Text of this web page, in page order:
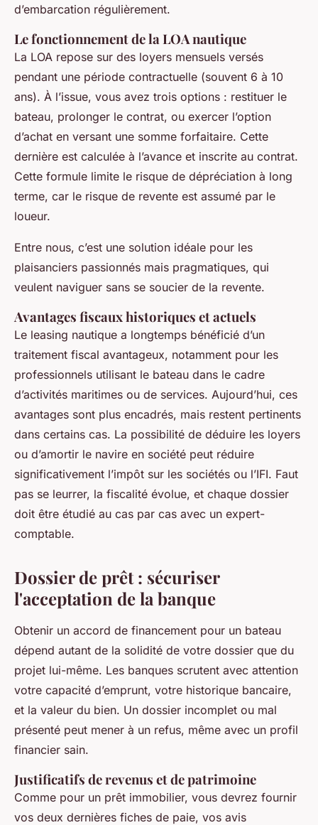
d’embarcation régulièrement.
Le fonctionnement de la LOA nautique
La LOA repose sur des loyers mensuels versés
pendant une période contractuelle (souvent 6 à 10
ans). À l’issue, vous avez trois options : restituer le
bateau, prolonger le contrat, ou exercer l’option
d’achat en versant une somme forfaitaire. Cette
dernière est calculée à l’avance et inscrite au contrat.
Cette formule limite le risque de dépréciation à long
terme, car le risque de revente est assumé par le
loueur.
Entre nous, c’est une solution idéale pour les
plaisanciers passionnés mais pragmatiques, qui
veulent naviguer sans se soucier de la revente.
Avantages fiscaux historiques et actuels
Le leasing nautique a longtemps bénéficié d’un
traitement fiscal avantageux, notamment pour les
professionnels utilisant le bateau dans le cadre
d’activités maritimes ou de services. Aujourd’hui, ces
avantages sont plus encadrés, mais restent pertinents
dans certains cas. La possibilité de déduire les loyers
ou d’amortir le navire en société peut réduire
significativement l’impôt sur les sociétés ou l’IFI. Faut
pas se leurrer, la fiscalité évolue, et chaque dossier
doit être étudié au cas par cas avec un expert-
comptable.
Dossier de prêt : sécuriser
l'acceptation de la banque
Obtenir un accord de financement pour un bateau
dépend autant de la solidité de votre dossier que du
projet lui-même. Les banques scrutent avec attention
votre capacité d’emprunt, votre historique bancaire,
et la valeur du bien. Un dossier incomplet ou mal
présenté peut mener à un refus, même avec un profil
financier sain.
Justificatifs de revenus et de patrimoine
Comme pour un prêt immobilier, vous devrez fournir
vos deux dernières fiches de paie, vos avis